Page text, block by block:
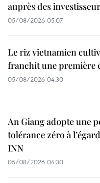
auprès des
05/08/2026 05:07
Le riz vietnamien
franchit une première
05/08/2026 04:30
An Giang adopte une
tolérance zéro à
INN
05/08/2026 04:30